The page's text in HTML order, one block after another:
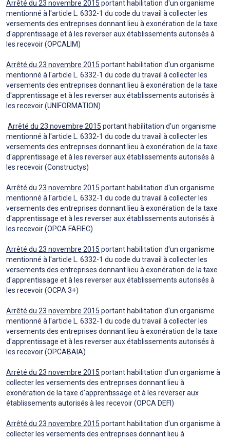
Arrêté du 23 novembre 2015 portant habilitation d'un organisme
mentionné à l'article L. 6332-1 du code du travail à collecter les
versements des entreprises donnant lieu à exonération de la taxe
d'apprentissage et à les reverser aux établissements autorisés à
les recevoir (OPCALIM)
Arrêté du 23 novembre 2015 portant habilitation d'un organisme
mentionné à l'article L. 6332-1 du code du travail à collecter les
versements des entreprises donnant lieu à exonération de la taxe
d'apprentissage et à les reverser aux établissements autorisés à
les recevoir (UNIFORMATION)
Arrêté du 23 novembre 2015 portant habilitation d'un organisme
mentionné à l'article L. 6332-1 du code du travail à collecter les
versements des entreprises donnant lieu à exonération de la taxe
d'apprentissage et à les reverser aux établissements autorisés à
les recevoir (Constructys)
Arrêté du 23 novembre 2015 portant habilitation d'un organisme
mentionné à l'article L. 6332-1 du code du travail à collecter les
versements des entreprises donnant lieu à exonération de la taxe
d'apprentissage et à les reverser aux établissements autorisés à
les recevoir (OPCA FAFIEC)
Arrêté du 23 novembre 2015 portant habilitation d'un organisme
mentionné à l'article L. 6332-1 du code du travail à collecter les
versements des entreprises donnant lieu à exonération de la taxe
d'apprentissage et à les reverser aux établissements autorisés à
les recevoir (OCPA 3+)
Arrêté du 23 novembre 2015 portant habilitation d'un organisme
mentionné à l'article L. 6332-1 du code du travail à collecter les
versements des entreprises donnant lieu à exonération de la taxe
d'apprentissage et à les reverser aux établissements autorisés à
les recevoir (OPCABAIA)
Arrêté du 23 novembre 2015 portant habilitation d'un organisme à
collecter les versements des entreprises donnant lieu à
exonération de la taxe d'apprentissage et à les reverser aux
établissements autorisés à les recevoir (OPCA DEFI)
Arrêté du 23 novembre 2015 portant habilitation d'un organisme à
collecter les versements des entreprises donnant lieu à